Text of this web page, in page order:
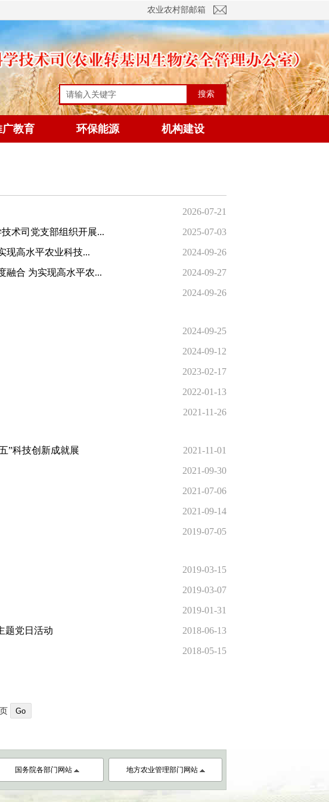
农业农村部邮箱
搜索
广教育 环保能源 机构建设
2026-07-21
术司党支部组织开展...
2025-07-03
现高水平农业科技...
2024-09-26
融合 为实现高水平农...
2024-09-27
2024-09-26
2024-09-25
2024-09-12
2023-02-17
2022-01-13
2021-11-26
”科技创新成就展
2021-11-01
2021-09-30
2021-07-06
2021-09-14
2019-07-05
2019-03-15
2019-03-07
2019-01-31
题党日活动
2018-06-13
2018-05-15
国务院各部门网站 地方农业管理部门网站